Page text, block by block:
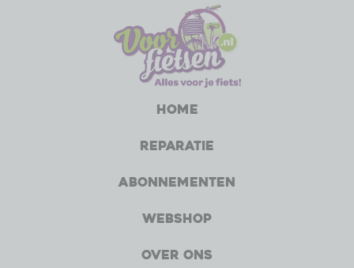
Home
Reparatie
Abonnementen
Webshop
Over ons